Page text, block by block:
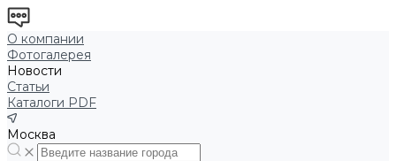
О компании
Фотогалерея
Новости
Статьи
Каталоги PDF
Москва